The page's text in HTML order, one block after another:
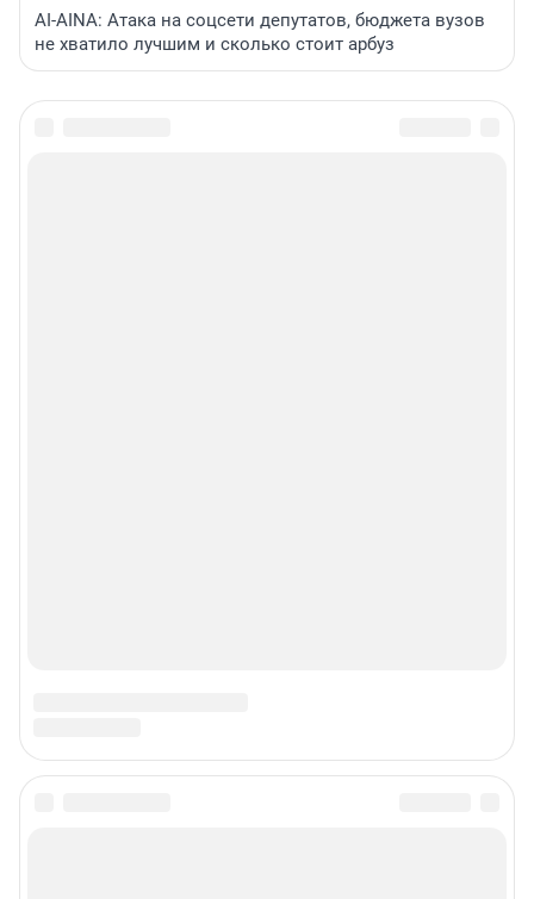
AI-AINA: Атака на соцсети депутатов, бюджета вузов
не хватило лучшим и сколько стоит арбуз